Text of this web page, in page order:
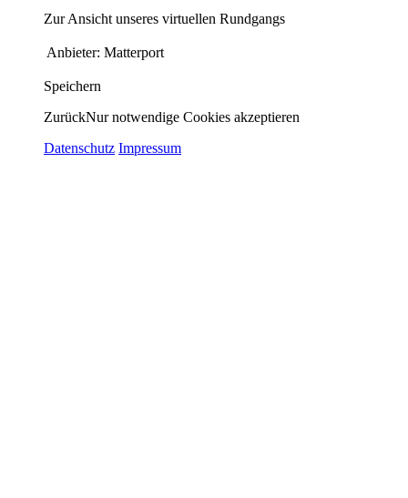
Zur Ansicht unseres virtuellen Rundgangs
Anbieter: Matterport
Speichern
ZurückNur notwendige Cookies akzeptieren
Datenschutz Impressum